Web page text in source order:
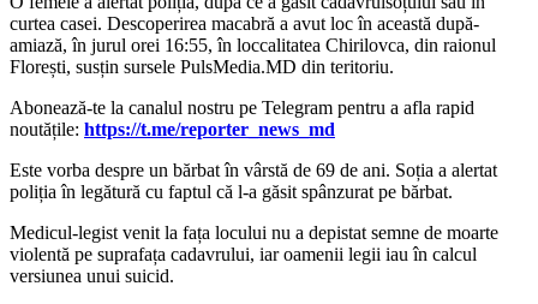
curtea casei. Descoperirea macabră a avut loc în această după-
amiază, în jurul orei 16:55, în loccalitatea Chirilovca, din raionul
Florești, susțin sursele PulsMedia.MD din teritoriu.
‍Abonează-te la canalul nostru pe Telegram pentru a afla rapid
noutățile: https://t.me/reporter_news_md
Este vorba despre un bărbat în vârstă de 69 de ani. Soția a alertat
poliția în legătură cu faptul că l-a găsit spânzurat pe bărbat.
Medicul-legist venit la fața locului nu a depistat semne de moarte
violentă pe suprafața cadavrului, iar oamenii legii iau în calcul
versiunea unui suicid.